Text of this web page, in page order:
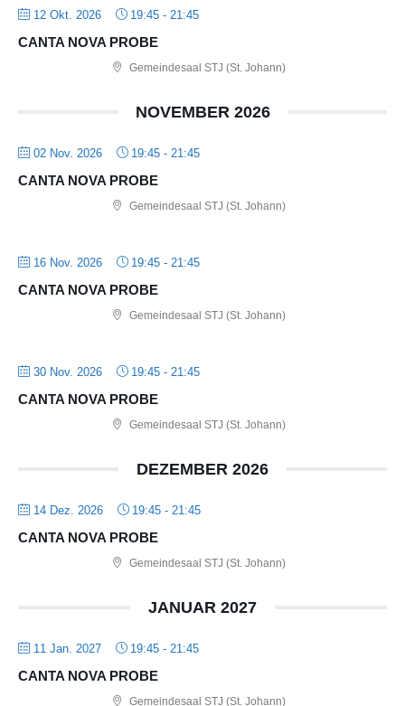
12 Okt. 2026 19:45 - 21:45
CANTA NOVA PROBE
Gemeindesaal STJ (St. Johann)
NOVEMBER 2026
02 Nov. 2026 19:45 - 21:45
CANTA NOVA PROBE
Gemeindesaal STJ (St. Johann)
16 Nov. 2026 19:45 - 21:45
CANTA NOVA PROBE
Gemeindesaal STJ (St. Johann)
30 Nov. 2026 19:45 - 21:45
CANTA NOVA PROBE
Gemeindesaal STJ (St. Johann)
DEZEMBER 2026
14 Dez. 2026 19:45 - 21:45
CANTA NOVA PROBE
Gemeindesaal STJ (St. Johann)
JANUAR 2027
11 Jan. 2027 19:45 - 21:45
CANTA NOVA PROBE
Gemeindesaal STJ (St. Johann)